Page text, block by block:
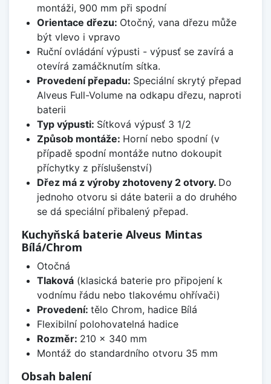
montáži, 900 mm při spodní
Orientace dřezu: Otočný, vana dřezu může
být vlevo i vpravo
Ruční ovládání výpusti - výpusť se zavírá a
otevírá zamáčknutím sítka.
Provedení přepadu: Speciální skrytý přepad
Alveus Full-Volume na odkapu dřezu, naproti
baterii
Typ výpusti: Sítková výpusť 3 1/2
Způsob montáže: Horní nebo spodní (v
případě spodní montáže nutno dokoupit
příchytky z příslušenství)
Dřez má z výroby zhotoveny 2 otvory. Do
jednoho otvoru si dáte baterii a do druhého
se dá speciální přibalený přepad.
Kuchyňská baterie Alveus Mintas
Bílá/Chrom
Otočná
Tlaková(klasická baterie pro připojení k
vodnímu řádu nebo tlakovému ohřívači)
Provedení: tělo Chrom, hadice Bílá
Flexibilní polohovatelná hadice
Rozměr: 210 x 340 mm
Montáž do standardního otvoru 35 mm
Obsah balení